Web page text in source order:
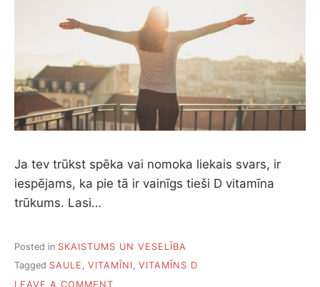
Ja tev trūkst spēka vai nomoka liekais svars, ir
iespējams, ka pie tā ir vainīgs tieši D vitamīna
trūkums. Lasi…
Posted in SKAISTUMS UN VESELĪBA
Tagged SAULE , VITAMĪNI, VITAMĪNS D
LEAVE A COMMENT